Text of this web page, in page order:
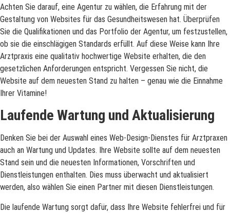
Achten Sie darauf, eine Agentur zu wählen, die Erfahrung mit der
Gestaltung von Websites für das Gesundheitswesen hat. Überprüfen
Sie die Qualifikationen und das Portfolio der Agentur, um festzustellen,
ob sie die einschlägigen Standards erfüllt. Auf diese Weise kann Ihre
Arztpraxis eine qualitativ hochwertige Website erhalten, die den
gesetzlichen Anforderungen entspricht. Vergessen Sie nicht, die
Website auf dem neuesten Stand zu halten – genau wie die Einnahme
Ihrer Vitamine!
Laufende Wartung und Aktualisierung
Denken Sie bei der Auswahl eines Web-Design-Dienstes für Arztpraxen
auch an Wartung und Updates. Ihre Website sollte auf dem neuesten
Stand sein und die neuesten Informationen, Vorschriften und
Dienstleistungen enthalten. Dies muss überwacht und aktualisiert
werden, also wählen Sie einen Partner mit diesen Dienstleistungen.
Die laufende Wartung sorgt dafür, dass Ihre Website fehlerfrei und für